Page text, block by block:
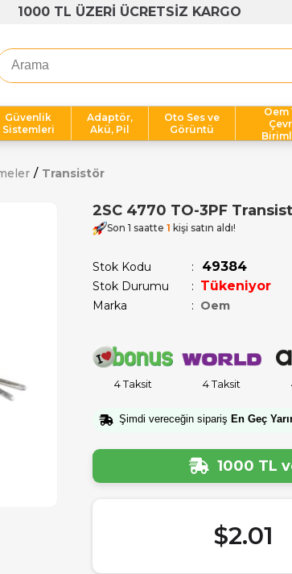
1000 TL ÜZERİ ÜCRETSİZ KARGO
Güvenlik
Sistemleri
Adaptör,
Akü, Pil
Oto Ses ve
Görüntü
Oem
Transistör
2SC 4770 TO-3PF
Son 1 saatte 1 kişi satın aldı!
Stok Kodu 49384
Stok Durumu : Tükeniyor
Marka : Oem
4 Taksit 4 Taksit
Şimdi vereceğin sipariş En Geç
1000 TL
$2.01